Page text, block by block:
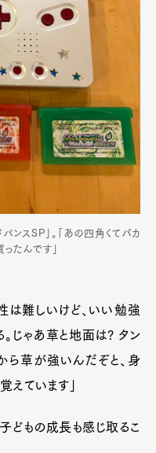
ンスSP」。「あの四角くてパカ
たんです」
は難しいけど、いい勉強
じゃあ草と地面は? タン
草が強いんだぞと、身
ています」
どもの成長も感じ取るこ